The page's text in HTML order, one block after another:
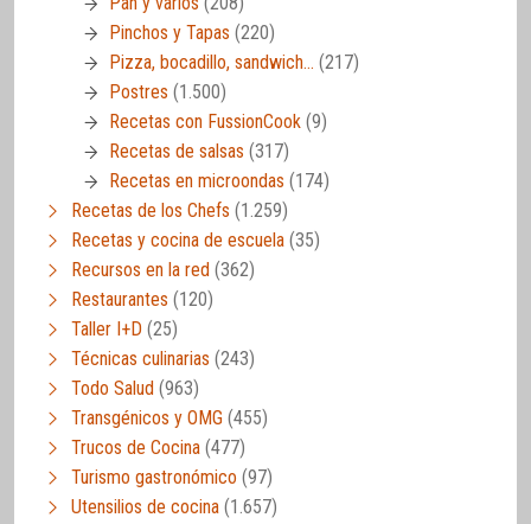
Pinchos y Tapas (220)
Pizza, bocadillo, sandwich… (217)
Postres (1.500)
Recetas con FussionCook (9)
Recetas de salsas (317)
Recetas en microondas (174)
Recetas de los Chefs (1.259)
Recetas y cocina de escuela (35)
Recursos en la red (362)
Restaurantes (120)
Taller I+D (25)
Técnicas culinarias (243)
Todo Salud (963)
Transgénicos y OMG (455)
Trucos de Cocina (477)
Turismo gastronómico (97)
Utensilios de cocina (1.657)